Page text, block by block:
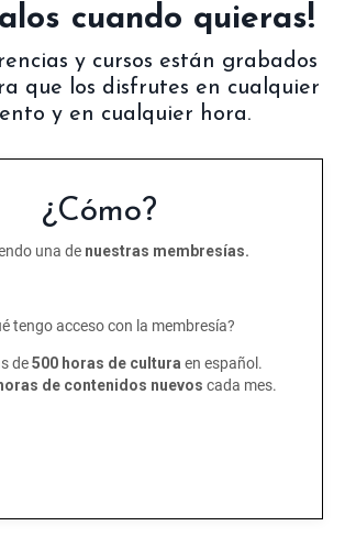
cuando quieras!
y cursos están grabados
que los disfrutes en cualquier
y en cualquier hora.
¿Cómo?
una de nuestras membresías.
tengo acceso con la membresía?
de500 horas de cultura en español.
de contenidos nuevos cada mes.